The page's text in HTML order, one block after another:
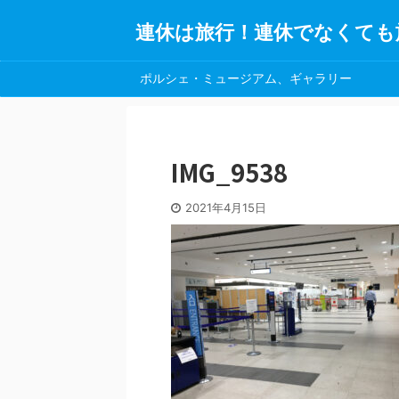
連休は旅行！連休でなくて
ポルシェ・ミュージアム、ギャラリー
IMG_9538
2021年4月15日